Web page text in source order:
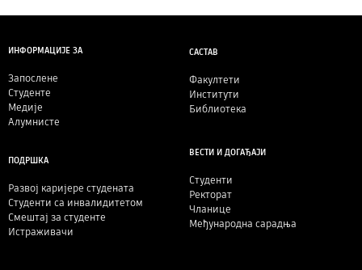
ИНФОРМАЦИЈЕ ЗА
Запослене
Студенте
Медије
Алумнисте
САСТАВ
Факултети
Институти
Библиотека
ПОДРШКА
Развој каријере студената
Студенти са инвалидитетом
Смештај за студенте
Истраживачи
ВЕСТИ И ДОГАЂАЈИ
Студенти
Ректорат
Чланице
Међународна сарадња